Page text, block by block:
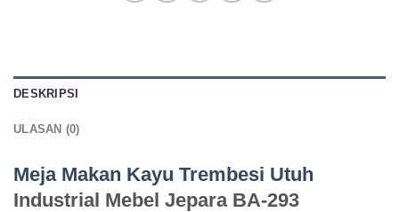
DESKRIPSI
ULASAN (0)
Meja Makan Kayu Trembesi Utuh
Industrial Mebel Jepara BA-293